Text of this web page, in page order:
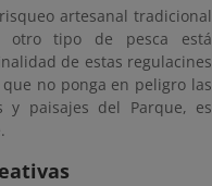
artesanal tradicional
otro tipo de pesca está
de estas regulacines
no ponga en peligro las
y paisajes del Parque, es